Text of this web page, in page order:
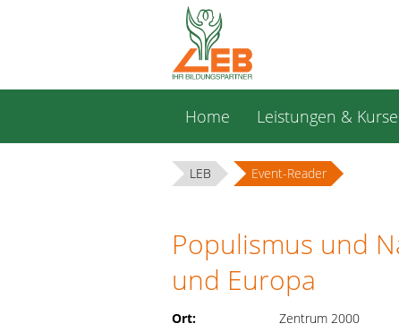
überspringen
Home Leistungen & Kurse
LEB Event-Reader
Populismus und
und Europa
Ort:
Zentrum 2000